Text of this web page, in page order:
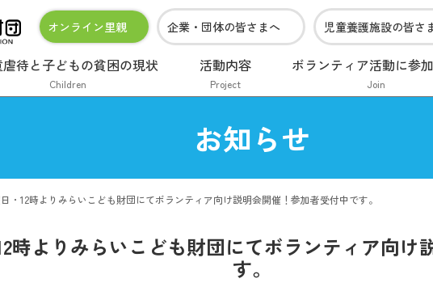
オンライン里親 企業・団体の皆さまへ 児童養護施設の皆さ
虐待と子どもの貧困の現状
Children
活動内容
Project
ボランティア活動に参
Join
お知らせ
・12時よりみらいこども財団にてボランティア向け説明会開催！参加者受付中です。
時よりみらいこども財団にてボランティア向
す。